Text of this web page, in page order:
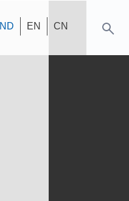
IND EN CN